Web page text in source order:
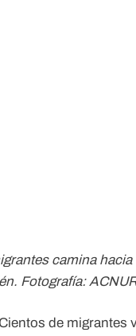
camina
Fotografía:
Cientos de migrantes